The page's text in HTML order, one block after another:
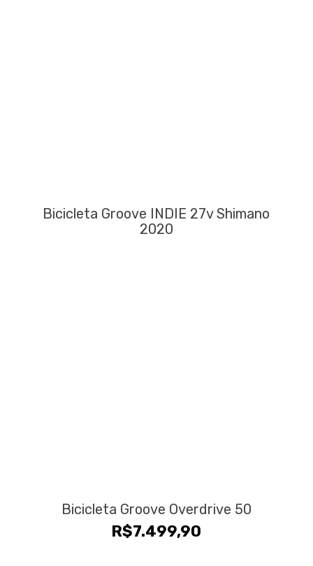
Bicicleta Groove INDIE 27v Shimano
2020
Bicicleta Groove Overdrive 50
R$7.499,90